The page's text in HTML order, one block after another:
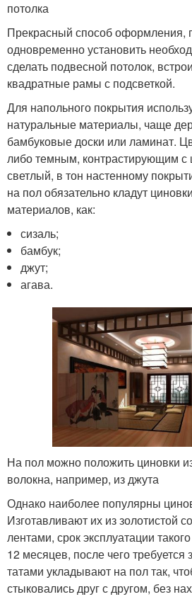
потолка
Прекрасный способ оформления,
одновременно установить
сделать подвесной потолок,
квадратные рамы с подсветкой.
Для напольного покрытия
натуральные материалы, чаще
бамбуковые доски или ламинат.
либо темным, контрастирующим с
светлый, в тон настенному
на пол обязательно кладут
материалов, как:
сизаль;
бамбук;
джут;
агава.
На пол можно положить циновки
волокна, например, из джута
Однако наиболее популярны
Изготавливают их из золотистой
лентами, срок эксплуатации
12 месяцев, после чего
татами укладывают на пол так,
стыковались друг с другом, без